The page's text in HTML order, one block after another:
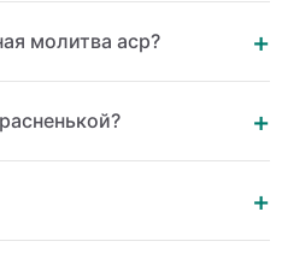
молитва аср?